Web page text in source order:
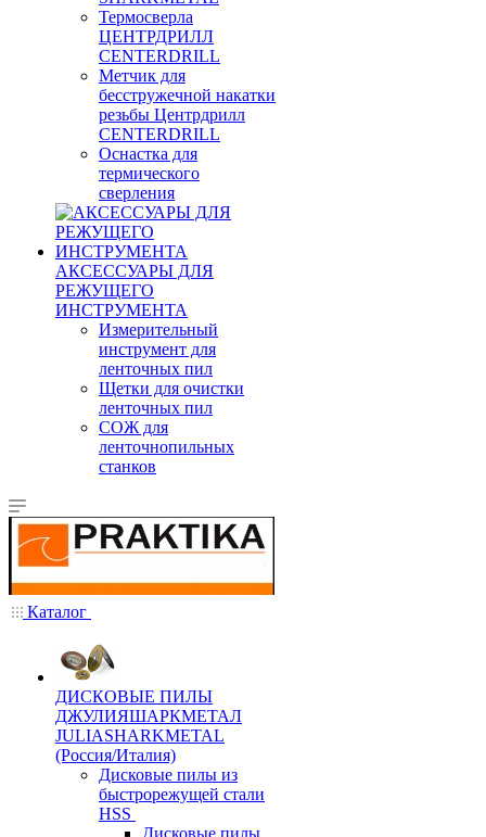
Термосверла
ЦЕНТРДРИЛЛ
CENTERDRILL
Метчик для
бесстружечной накатки
резьбы Центрдрилл
CENTERDRILL
Оснастка для
термического
сверления
АКСЕССУАРЫ ДЛЯ
РЕЖУЩЕГО
ИНСТРУМЕНТА
Измерительный
инструмент для
ленточных пил
Щетки для очистки
ленточных пил
СОЖ для
ленточнопильных
станков
Каталог
ДИСКОВЫЕ ПИЛЫ
ДЖУЛИЯШАРКМЕТАЛ
JULIASHARKMETAL
(Россия/Италия)
Дисковые пилы из
быстрорежущей стали
HSS
Дисковые пилы